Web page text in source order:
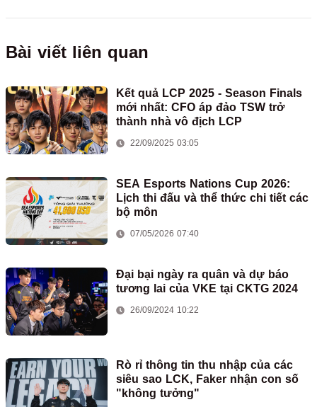
Bài viết liên quan
Kết quả LCP 2025 - Season Finals
mới nhất: CFO áp đảo TSW trở
thành nhà vô địch LCP
22/09/2025 03:05
SEA Esports Nations Cup 2026:
Lịch thi đấu và thể thức chi tiết các
bộ môn
07/05/2026 07:40
Đại bại ngày ra quân và dự báo
tương lai của VKE tại CKTG 2024
26/09/2024 10:22
Rò rỉ thông tin thu nhập của các
siêu sao LCK, Faker nhận con số
"không tưởng"